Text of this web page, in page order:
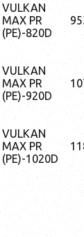
VULKAN
MAX PR
(PE)-820D
VULKAN
MAX PR
(PE)-920D
VULKAN
MAX PR
(PE)-1020D